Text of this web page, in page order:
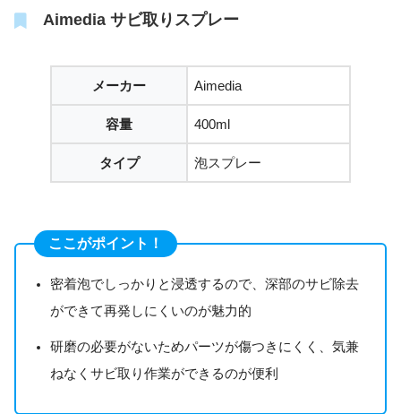
Aimedia サビ取りスプレー
メーカー Aimedia
容量 400ml
タイプ 泡スプレー
ここがポイント！
密着泡でしっかりと浸透するので、深部のサビ除去
ができて再発しにくいのが魅力的
研磨の必要がないためパーツが傷つきにくく、気兼
ねなくサビ取り作業ができるのが便利